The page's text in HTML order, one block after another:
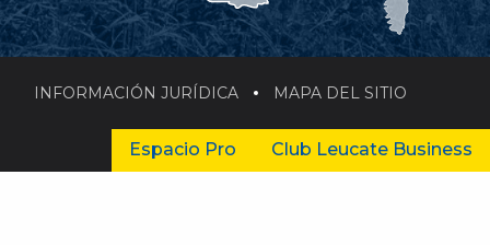
INFORMACIÓN JURÍDICA MAPA DEL SITIO
Espacio Pro Club Leucate Business